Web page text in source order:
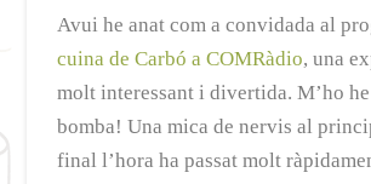
Avui he anat com a convidada al
cuina de Carbó a COMRàdio, una
molt interessant i divertida. M’ho he
bomba! Una mica de nervis al
final l’hora ha passat molt